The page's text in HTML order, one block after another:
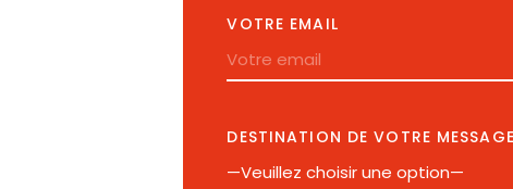
VOTRE EMAIL
DESTINATION DE VOTRE